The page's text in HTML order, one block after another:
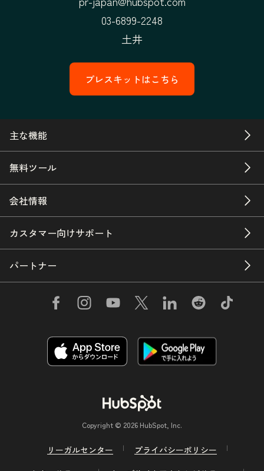
03-6899-2248
土井
プレスキットはこちら
主な機能
無料ツール
会社情報
カスタマー向けサポート
パートナー
Copyright © 2026 HubSpot, Inc.
リーガルセンター
プライバシーポリシー